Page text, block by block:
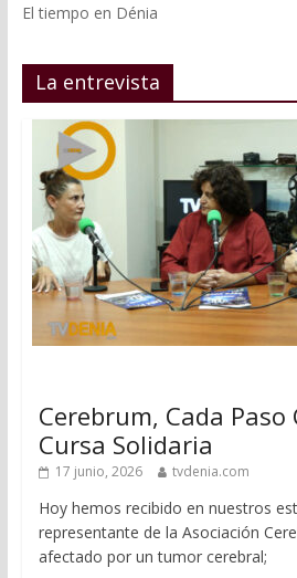
El tiempo en Dénia
La entrevista
Cerebrum, Cada Paso
Cursa Solidaria
17 junio, 2026 tvdenia.com
Hoy hemos recibido en nuestros
representante de la Asociación
afectado por un tumor cerebral;